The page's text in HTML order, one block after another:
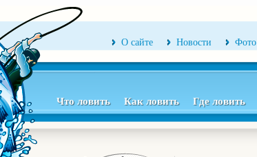
О сайте Новости Фото
Что ловить Как ловить Где ловить